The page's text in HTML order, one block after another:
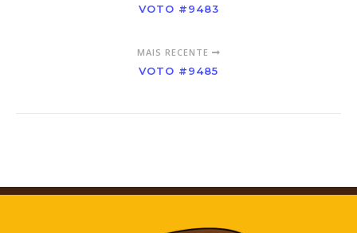
VOTO #9483
MAIS RECENTE
VOTO #9485